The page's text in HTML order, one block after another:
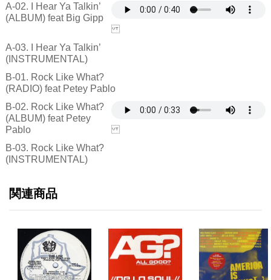
A-02. I Hear Ya Talkin’
(ALBUM) feat Big Gipp
A-03. I Hear Ya Talkin’
(INSTRUMENTAL)
B-01. Rock Like What?
(RADIO) feat Petey Pablo
B-02. Rock Like What?
(ALBUM) feat Petey
Pablo
B-03. Rock Like What?
(INSTRUMENTAL)
関連商品